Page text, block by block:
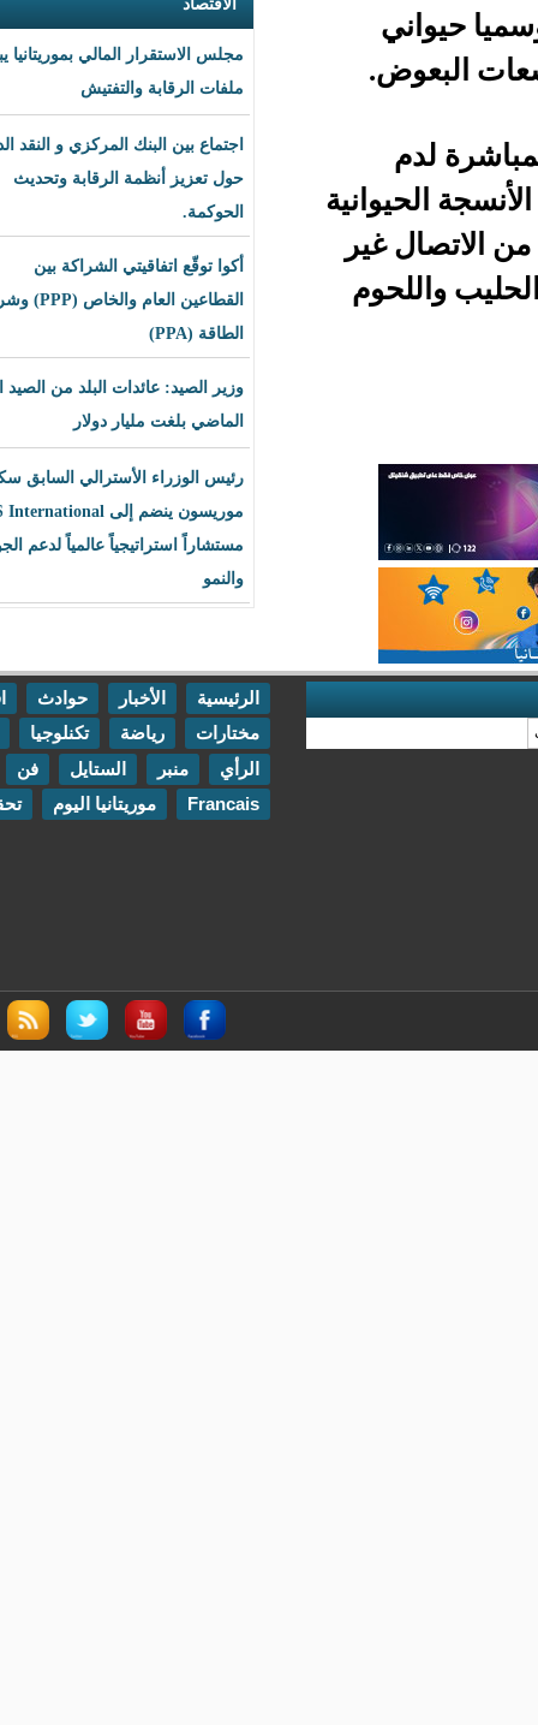
مجلس الاستقرار المالي بموريتانيا يبحث
ملفات الرقابة والتفتيش
اجتماع بين البنك المركزي و النقد الدولي
حول تعزيز أنظمة الرقابة وتحديث
الحوكمة.
أكوا توقّع اتفاقيتي الشراكة بين
القطاعين العام والخاص (PPP) وشراء
وزير الصيد: عائدات البلد من الصيد العام
الماضي بلغت مليار دولار
رئيس الوزراء الأسترالي السابق سكوت
موريسون ينضم إلى BLS International
مستشاراً استراتيجياً عالمياً لدعم الجودة
حوادث
اقتصاد
تكنلوجيا
مقابلات
الستايل فن
اتصل بنا
موريتانيا اليوم تحقيقات